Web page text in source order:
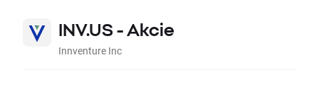
INV.US - Akcie
Innventure Inc